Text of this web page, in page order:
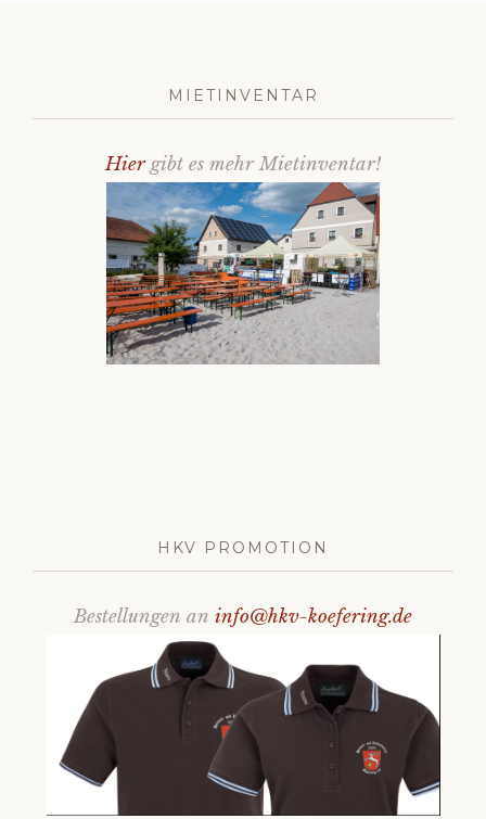
MIETINVENTAR
Hiergibt es mehr Mietinventar!
HKV PROMOTION
Bestellungen an info@hkv-koefering.de